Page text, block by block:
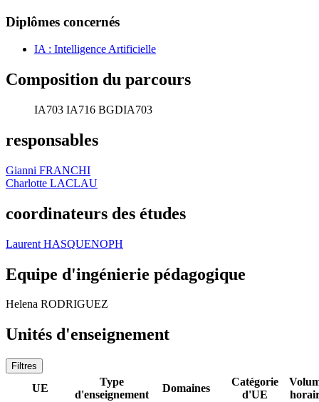
Diplômes concernés
IA : Intelligence Artificielle
Composition du parcours
IA703 IA716 BGDIA703
responsables
Gianni FRANCHI
Charlotte LACLAU
coordinateurs des études
Laurent HASQUENOPH
Equipe d'ingénierie pédagogique
Helena RODRIGUEZ
Unités d'enseignement
Filtres
UE
Type
d'enseignement
Domaines
Catégorie
d'UE